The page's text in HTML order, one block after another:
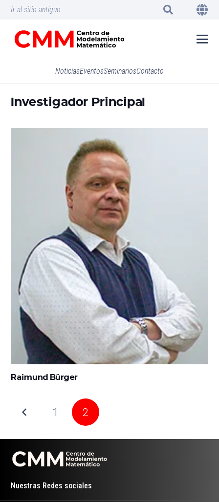
Ir al sitio antiguo
NoticiasEventosSeminariosContacto
Investigador Principal
Raimund Bürger
1 2
Nuestras Redes sociales